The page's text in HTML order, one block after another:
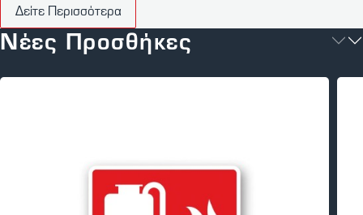
Δείτε Περισσότερα
Νέες Προσθήκες